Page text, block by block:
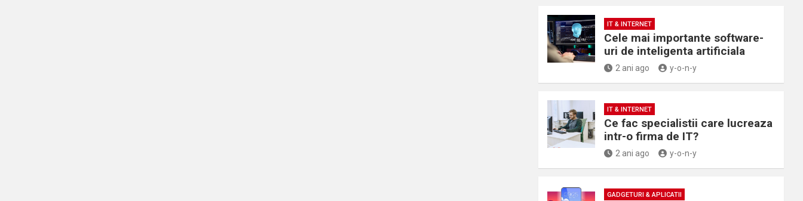
IT & INTERNET
Cele mai importante software-
uri de inteligenta artificiala
2 ani ago y-o-n-y
IT & INTERNET
Ce fac specialistii care lucreaza
intr-o firma de IT?
2 ani ago y-o-n-y
GADGETURI & APLICATII